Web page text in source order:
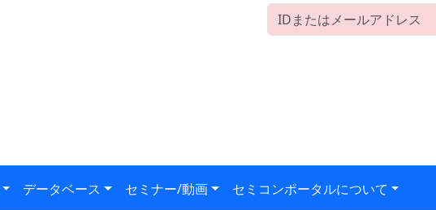
データベース セミナー/動画 セミコンポータルについて